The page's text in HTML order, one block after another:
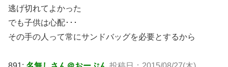
逃げ切れてよかった
でも子供は心配･･･
その手の人って常にサンドバッグを必要とするから